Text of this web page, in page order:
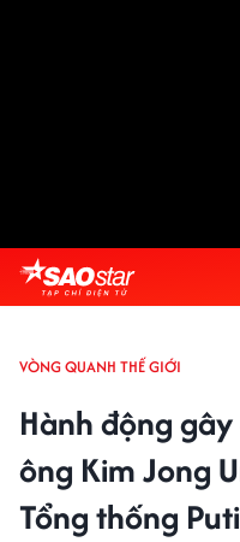
VÒNG QUANH THẾ GIỚI
Hành động
ông Kim Jong
Tổng thống